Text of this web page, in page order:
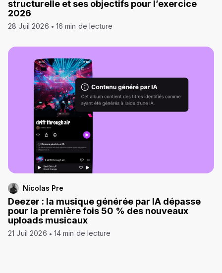
structurelle et ses objectifs pour l’exercice
2026
28 Juil 2026 16 min de lecture
Nicolas Pre
Deezer : la musique générée par IA dépasse
pour la première fois 50 % des nouveaux
uploads musicaux
21 Juil 2026 14 min de lecture